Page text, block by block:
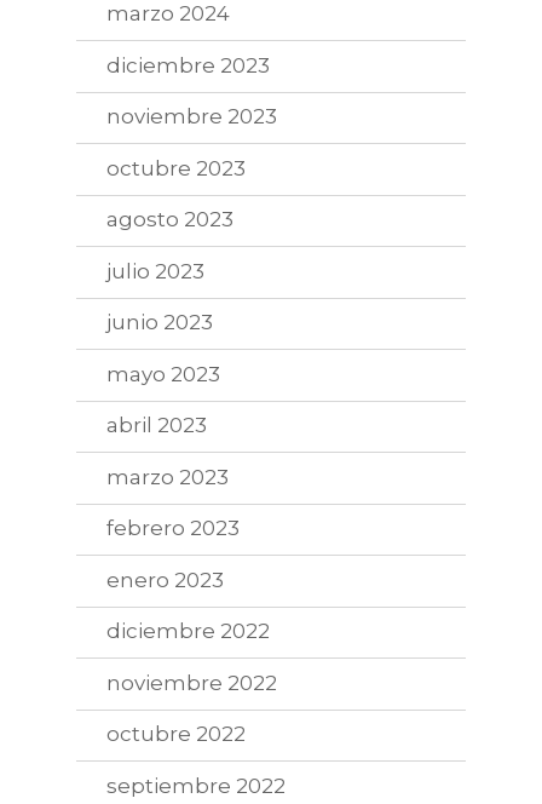
marzo 2024
diciembre 2023
noviembre 2023
octubre 2023
agosto 2023
julio 2023
junio 2023
mayo 2023
abril 2023
marzo 2023
febrero 2023
enero 2023
diciembre 2022
noviembre 2022
octubre 2022
septiembre 2022